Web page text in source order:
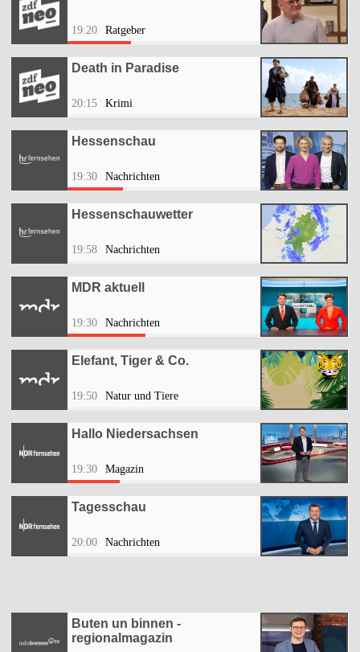
19:20 Ratgeber
Death in Paradise
20:15 Krimi
Hessenschau
19:30 Nachrichten
Hessenschauwetter
19:58 Nachrichten
MDR aktuell
19:30 Nachrichten
Elefant, Tiger & Co.
19:50 Natur und Tiere
Hallo Niedersachsen
19:30 Magazin
Tagesschau
20:00 Nachrichten
Buten un binnen -
regionalmagazin